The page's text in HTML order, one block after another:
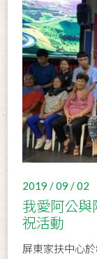
2019 / 09 / 02
我愛阿公與
祝活動
屏東家扶中心